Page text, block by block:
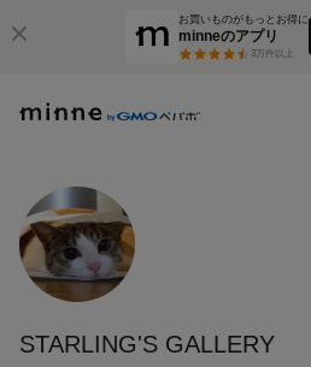
お買いものがもっとお得に
minneのアプリ
3万件以上
STARLING'S GALLERY